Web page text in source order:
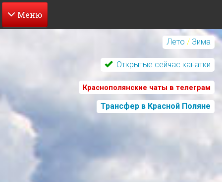
Перейти
Лето / Зима
Открытые сейчас канатки
Краснополянские чаты в телеграм
Трансфер в Красной Поляне